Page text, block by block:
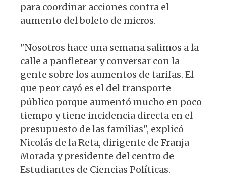
para coordinar acciones contra el
aumento del boleto de micros.
"Nosotros hace una semana salimos a la
calle a panfletear y conversar con la
gente sobre los aumentos de tarifas. El
que peor cayó es el del transporte
público porque aumentó mucho en poco
tiempo y tiene incidencia directa en el
presupuesto de las familias", explicó
Nicolás de la Reta, dirigente de Franja
Morada y presidente del centro de
Estudiantes de Ciencias Políticas.